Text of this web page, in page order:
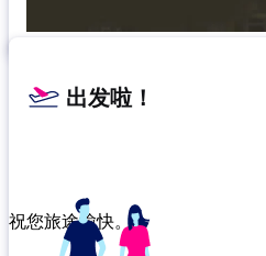
出发啦！
祝您旅途愉快。